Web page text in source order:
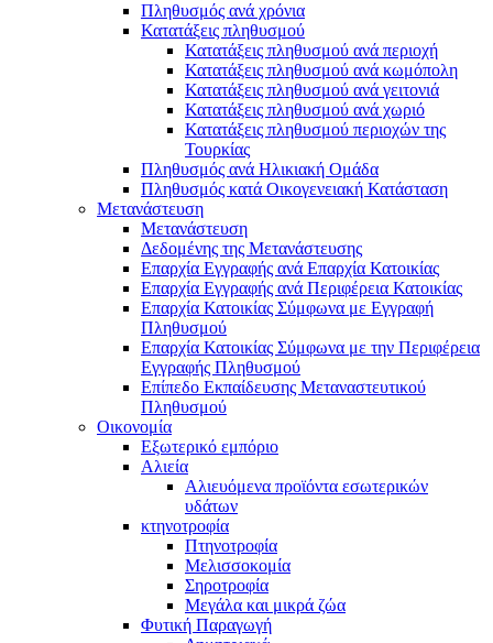
Πληθυσμός ανά χρόνια
Κατατάξεις πληθυσμού
Κατατάξεις πληθυσμού ανά περιοχή
Κατατάξεις πληθυσμού ανά κωμόπολη
Κατατάξεις πληθυσμού ανά γειτονιά
Κατατάξεις πληθυσμού ανά χωριό
Κατατάξεις πληθυσμού περιοχών της
Τουρκίας
Πληθυσμός ανά Ηλικιακή Ομάδα
Πληθυσμός κατά Οικογενειακή Κατάσταση
Μετανάστευση
Μετανάστευση
Δεδομένης της Μετανάστευσης
Επαρχία Εγγραφής ανά Επαρχία Κατοικίας
Επαρχία Εγγραφής ανά Περιφέρεια Κατοικίας
Επαρχία Κατοικίας Σύμφωνα με Εγγραφή
Πληθυσμού
Επαρχία Κατοικίας Σύμφωνα με την Περιφέρεια
Εγγραφής Πληθυσμού
Επίπεδο Εκπαίδευσης Μεταναστευτικού
Πληθυσμού
Οικονομία
Εξωτερικό εμπόριο
Αλιεία
Αλιευόμενα προϊόντα εσωτερικών
υδάτων
κτηνοτροφία
Πτηνοτροφία
Μελισσοκομία
Σηροτροφία
Μεγάλα και μικρά ζώα
Φυτική Παραγωγή